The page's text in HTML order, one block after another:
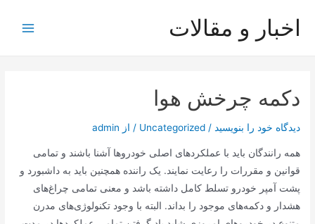
اخبار و مقالات
دکمه چرخش هوا
دیدگاه‌ خود را بنویسید /
Uncategorized / از admin
همه رانندگان باید با عملکردهای اصلی خودروها آشنا باشند و تمامی
قوانین و مقررات را رعایت نمایند. یک راننده همچنین باید به داشبورد و
پشت آمپر خودرو تسلط کامل داشته باشد و معنی تمامی چراغ‌های
هشدار و دکمه‌های موجود را بداند. البته با وجود تکنولوژی‌های مدرن